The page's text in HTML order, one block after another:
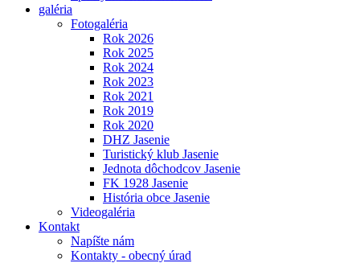
galéria
Fotogaléria
Rok 2026
Rok 2025
Rok 2024
Rok 2023
Rok 2021
Rok 2019
Rok 2020
DHZ Jasenie
Turistický klub Jasenie
Jednota dôchodcov Jasenie
FK 1928 Jasenie
História obce Jasenie
Videogaléria
Kontakt
Napíšte nám
Kontakty - obecný úrad